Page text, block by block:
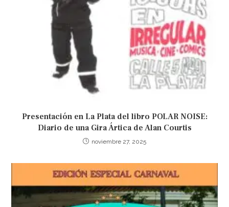
Presentación en La Plata del libro POLAR NOISE:
Diario de una Gira Ártica de Alan Courtis
noviembre 27, 2025